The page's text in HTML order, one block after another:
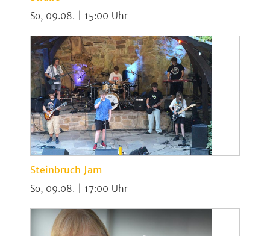
So, 09.08. | 15:00
Steinbruch Jam
So, 09.08. | 17:00